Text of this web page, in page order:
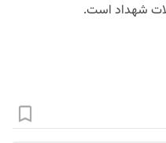
شهداد است.